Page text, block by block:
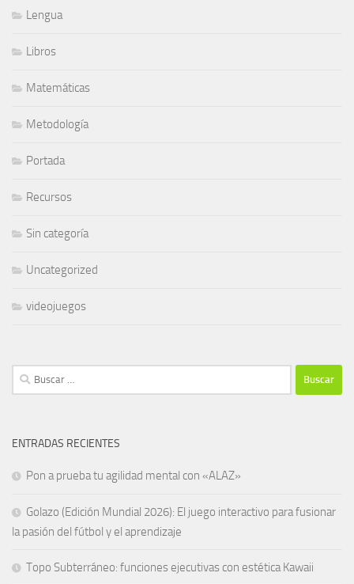
Lengua
Libros
Matemáticas
Metodología
Portada
Recursos
Sin categoría
Uncategorized
videojuegos
Buscar:
ENTRADAS RECIENTES
Pon a prueba tu agilidad mental con «ALAZ»
Golazo (Edición Mundial 2026): El juego interactivo para fusionar
la pasión del fútbol y el aprendizaje
Topo Subterráneo: funciones ejecutivas con estética Kawaii